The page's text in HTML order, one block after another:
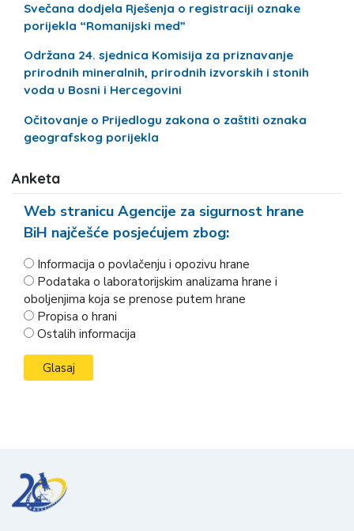
Svečana dodjela Rješenja o registraciji oznake
porijekla “Romanijski med”
Održana 24. sjednica Komisija za priznavanje
prirodnih mineralnih, prirodnih izvorskih i stonih
voda u Bosni i Hercegovini
Očitovanje o Prijedlogu zakona o zaštiti oznaka
geografskog porijekla
Anketa
Web stranicu Agencije za sigurnost hrane
BiH najčešće posjećujem zbog:
Informacija o povlačenju i opozivu hrane
Podataka o laboratorijskim analizama hrane i
oboljenjima koja se prenose putem hrane
Propisa o hrani
Ostalih informacija